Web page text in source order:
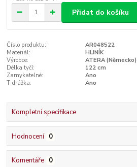
Přidat do košíku
Číslo produktu:
AR048522
Materiál:
HLINÍK
Výrobce:
ATERA (Německo)
Délka tyčí:
122 cm
Zamykatelné:
Ano
T-drážka:
Ano
Kompletní specifikace
Hodnocení 0
Komentáře 0